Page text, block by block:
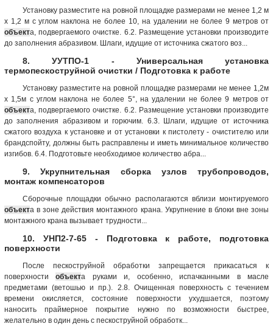
Установку разместите на ровной площадке размерами не менее 1,2 м
х 1,2 м с углом наклона не более 10, на удалении не более 9 метров от
объекта, подвергаемого очистке. 6.2. Размещение установки производите
до заполнения абразивом. Шлаги, идущие от источника сжатого воз...
8. УУТПО-1 - Универсальная установка
термопескоструйной очистки / Подготовка к работе
Установку разместите на ровной площадке размерами не менее 1,2м
х 1,5м с углом наклона не более 5°, на удалении не более 9 метров от
объекта, подвергаемого очистке. 6.2. Размещение установки производите
до заполнения абразивом и горючим. 6.3. Шлаги, идущие от источника
сжатого воздуха к установке и от установки к пистолету - очистителю или
брандспойту, должны быть расправлены и иметь минимальное количество
изгибов. 6.4. Подготовьте необходимое количество абра...
9. Укрупнительная сборка узлов трубопроводов,
монтаж компенсаторов
Сборочные площадки обычно располагаются вблизи монтируемого
объекта в зоне действия монтажного крана. Укрупнение в блоки вне зоны
монтажного крана вызывает трудности...
10. УНП2-7-65 - Подготовка к работе, подготовка
поверхности
После пескоструйной обработки запрещается прикасаться к
поверхностиобъекта руками и, особенно, испачканными в масле
предметами (ветошью и пр.). 2.8. Очищенная поверхность с течением
времени окисляется, состояние поверхности ухудшается, поэтому
наносить праймерное покрытие нужно по возможности быстрее,
желательно в один день с пескоструйной обработк...